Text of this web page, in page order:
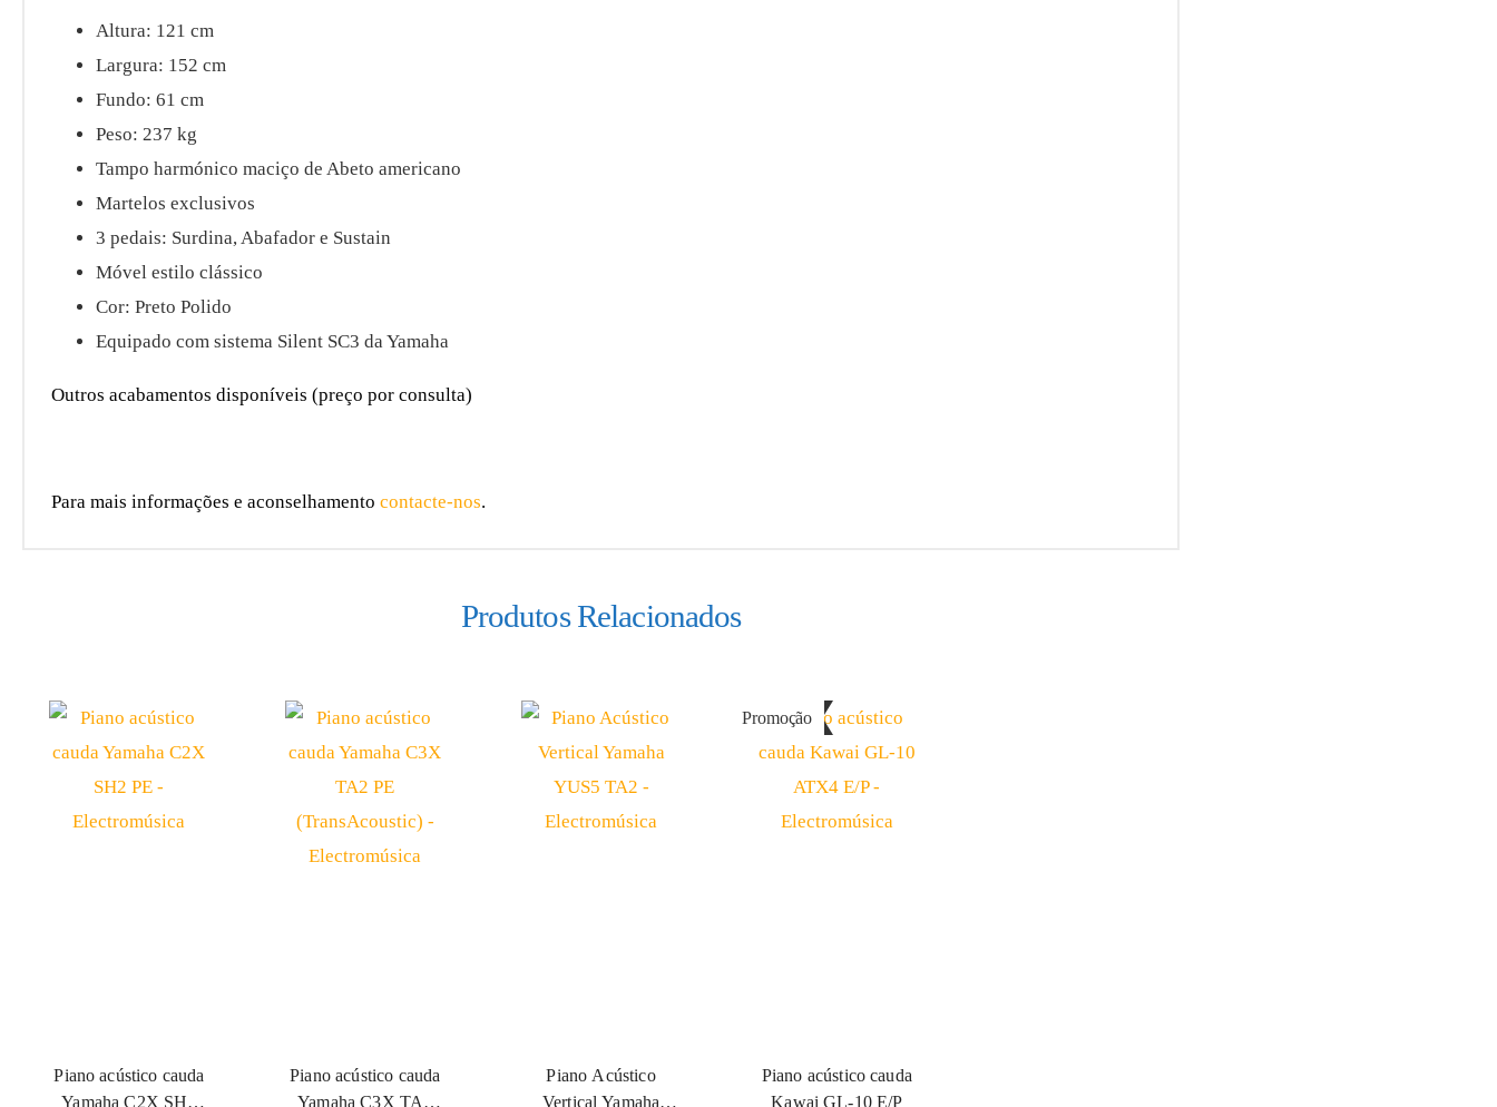
Altura: 121 cm
Largura: 152 cm
Fundo: 61 cm
Peso: 237 kg
Tampo harmónico maciço de Abeto americano
Martelos exclusivos
3 pedais: Surdina, Abafador e Sustain
Móvel estilo clássico
Cor: Preto Polido
Equipado com sistema Silent SC3 da Yamaha
Outros acabamentos disponíveis (preço por consulta)
Para mais informações e aconselhamentocontacte-nos.
Produtos Relacionados
Piano acústico cauda
Yamaha C2X SH3
Piano acústico cauda
Yamaha C3X TA3
Piano Acústico
Vertical Yamaha
Promoção
Only 1 Left
Piano acústico cauda
Kawai GL-10 E/P